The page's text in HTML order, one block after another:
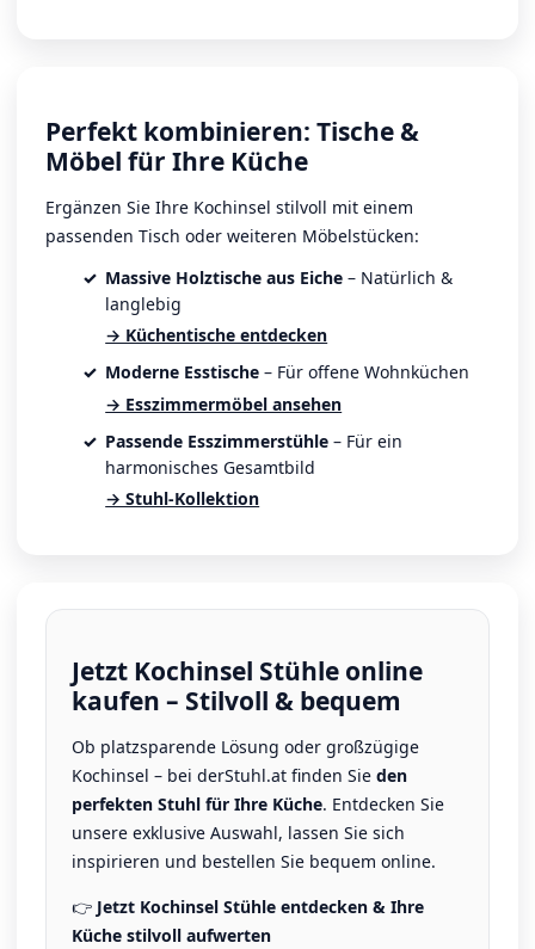
Perfekt kombinieren: Tische &
Möbel für Ihre Küche
Ergänzen Sie Ihre Kochinsel stilvoll mit einem
passenden Tisch oder weiteren Möbelstücken:
Massive Holztische aus Eiche – Natürlich &
langlebig
→ Küchentische entdecken
Moderne Esstische – Für offene Wohnküchen
→ Esszimmermöbel ansehen
Passende Esszimmerstühle – Für ein
harmonisches Gesamtbild
→ Stuhl-Kollektion
Jetzt Kochinsel Stühle online
kaufen – Stilvoll & bequem
Ob platzsparende Lösung oder großzügige
Kochinsel – bei derStuhl.at finden Sie den
perfekten Stuhl für Ihre Küche. Entdecken Sie
unsere exklusive Auswahl, lassen Sie sich
inspirieren und bestellen Sie bequem online.
👉 Jetzt Kochinsel Stühle entdecken & Ihre
Küche stilvoll aufwerten